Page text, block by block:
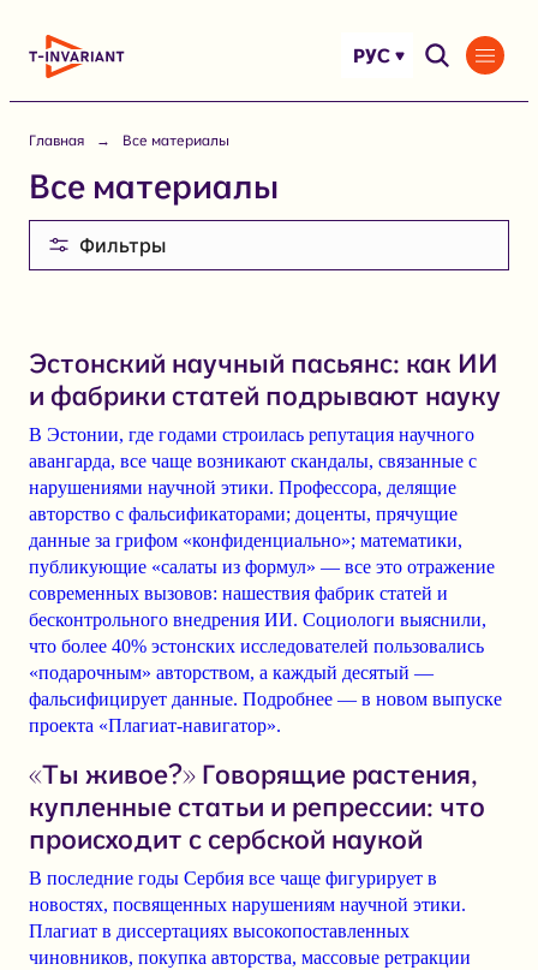
РУС
Главная Все материалы
Все материалы
Фильтры
Эстонский научный пасьянс: как ИИ
и фабрики статей подрывают науку
В Эстонии, где годами строилась репутация научного
авангарда, все чаще возникают скандалы, связанные с
нарушениями научной этики. Профессора, делящие
авторство с фальсификаторами; доценты, прячущие
данные за грифом «конфиденциально»; математики,
публикующие «салаты из формул» — все это отражение
современных вызовов: нашествия фабрик статей и
бесконтрольного внедрения ИИ. Социологи выяснили,
что более 40% эстонских исследователей пользовались
«подарочным» авторством, а каждый десятый —
фальсифицирует данные. Подробнее — в новом выпуске
проекта «Плагиат-навигатор».
«Ты живое?» Говорящие растения,
купленные статьи и репрессии: что
происходит с сербской наукой
В последние годы Сербия все чаще фигурирует в
новостях, посвященных нарушениям научной этики.
Плагиат в диссертациях высокопоставленных
чиновников, покупка авторства, массовые ретракции